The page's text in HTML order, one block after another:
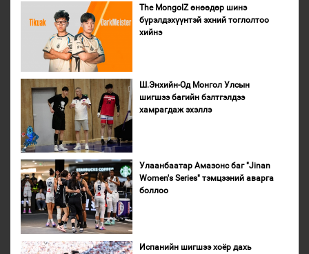
The MongolZ өнөөдөр шинэ
бүрэлдэхүүнтэй эхний тоглолтоо
хийнэ
Ш.Энхийн-Од Монгол Улсын
шигшээ багийн бэлтгэлдээ
хамрагдаж эхэллэ
Улаанбаатар Амазонс баг "Jinan
Women's Series" тэмцээний аварга
боллоо
Испанийн шигшээ хоёр дахь